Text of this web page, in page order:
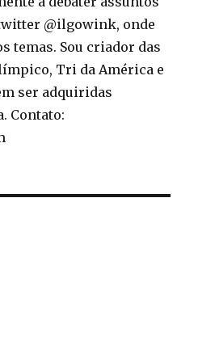
@ilgowink, onde
temas. Sou criador das
Tri da América e
ser adquiridas
Contato: